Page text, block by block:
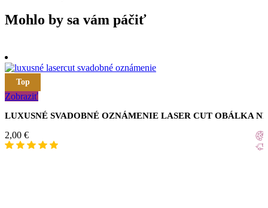
Mohlo by sa vám páčiť
Top
Zobraziť
LUXUSNÉ SVADOBNÉ OZNÁMENIE LASER CUT OBÁLKA
2,00 €